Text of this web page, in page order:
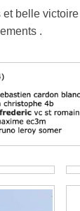
et belle
.